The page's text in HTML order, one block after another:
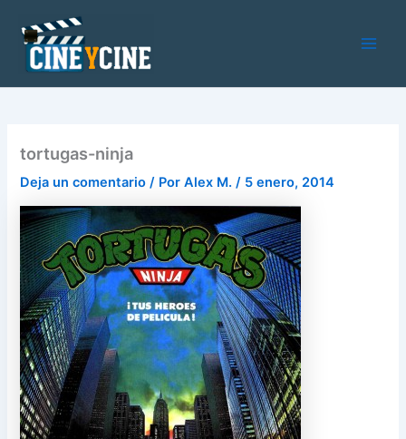
contenido
tortugas-ninja
Deja un comentario / PorAlex M./ 5 enero, 2014